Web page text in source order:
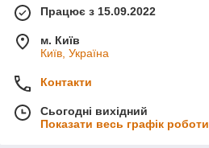
Працює з 15.09.2022
м. Київ
Київ, Україна
Контакти
Сьогодні вихідний
Показати весь графік роботи